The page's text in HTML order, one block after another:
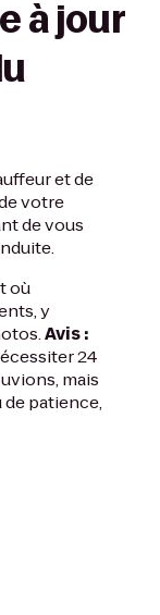
à jour
et de
votre
de vous
où
y
Avis :
24
mais
de patience,